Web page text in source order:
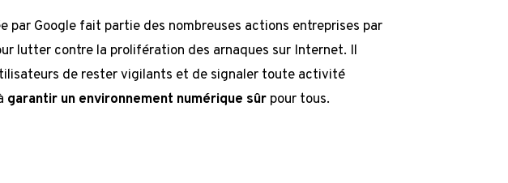
par Google fait partie des nombreuses actions entreprises par
lutter contre la prolifération des arnaques sur Internet. Il
de rester vigilants et de signaler toute activité
garantir un environnement numérique sûr pour tous.